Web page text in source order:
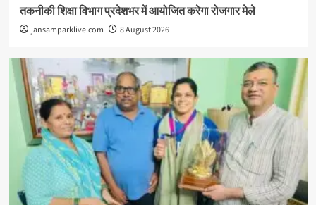
तकनीकी शिक्षा विभाग प्रदेशभर में आयोजित करेगा रोजगार मेले
jansamparklive.com 8 August 2026